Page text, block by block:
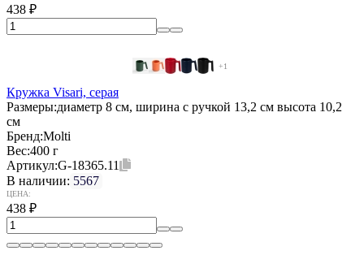
438 ₽
+1
Кружка Visari, серая
Размеры:диаметр 8 см, ширина с ручкой 13,2 см высота 10,2
см
Бренд:Molti
Вес:400 г
Артикул:G-18365.11
В наличии: 5567
ЦЕНА:
438 ₽